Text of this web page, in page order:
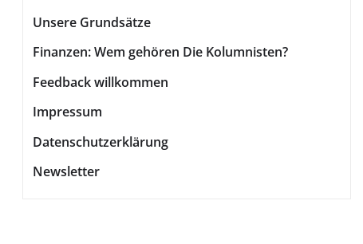
Unsere Grundsätze
Finanzen: Wem gehören Die Kolumnisten?
Feedback willkommen
Impressum
Datenschutzerklärung
Newsletter